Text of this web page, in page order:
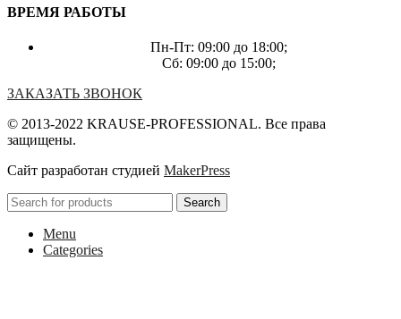
ВРЕМЯ РАБОТЫ
Пн-Пт: 09:00 до 18:00;
Сб: 09:00 до 15:00;
ЗАКАЗАТЬ ЗВОНОК
© 2013-2022 KRAUSE-PROFESSIONAL. Все права
защищены.
Сайт разработан студией MakerPress
Search
Menu
Categories